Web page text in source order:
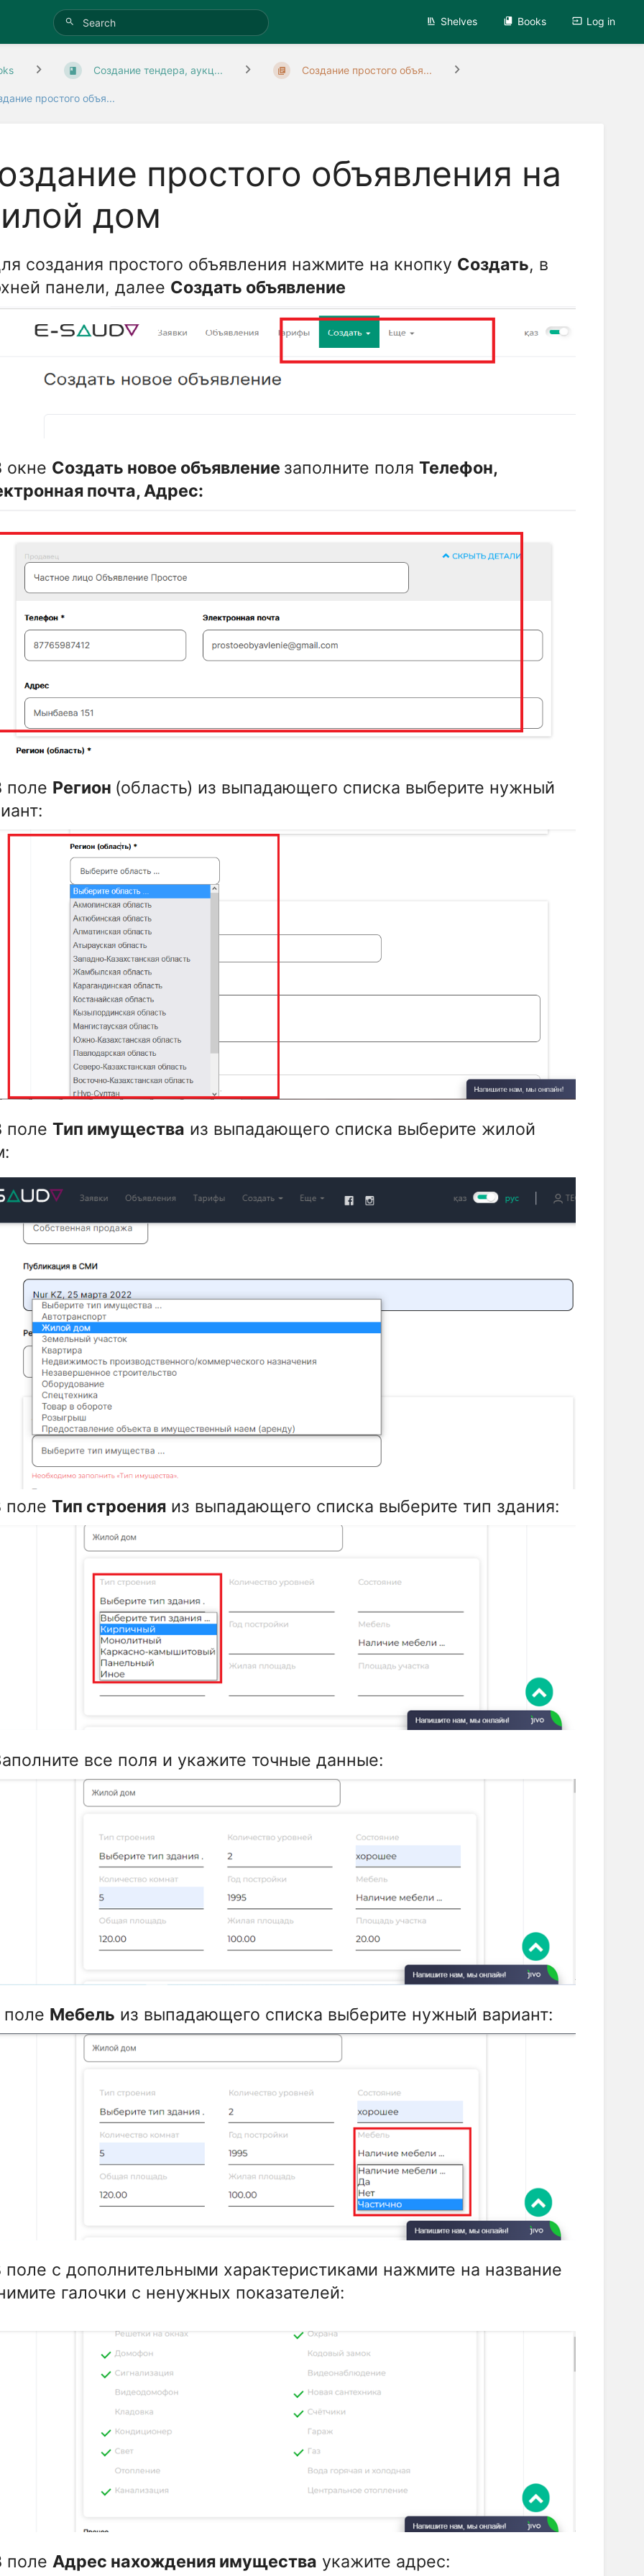
Shelves Books Log in
Создание тендера, аукц... Создание простого объя...
простого объя...
простого объявления на
дом
создания простого объявления нажмите на кнопку Создать, в
панели, далее Создать объявление
окне Создать новое объявление заполните поля Телефон,
почта, Адрес:
поле Регион (область) из выпадающего списка выберите нужный
поле Тип имущества из выпадающего списка выберите жилой
поле Тип строения из выпадающего списка выберите тип здания:
все поля и укажите точные данные:
поле Мебель из выпадающего списка выберите нужный вариант:
поле с дополнительными характеристиками нажмите на название
галочки с ненужных показателей:
поле Адрес нахождения имущества укажите адрес: